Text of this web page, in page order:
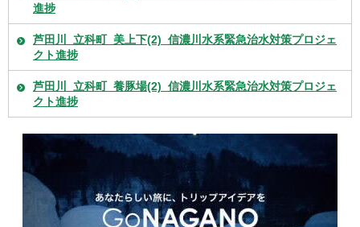
進捗
芦田川_立科町_美上下(2)_信濃川水系緊急治水対策プロジェ
クト進捗
芦田川_立科町_養豚場(2)_信濃川水系緊急治水対策プロジェ
クト進捗